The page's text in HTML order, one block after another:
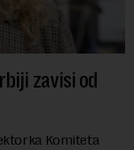
zavisi od
Komiteta